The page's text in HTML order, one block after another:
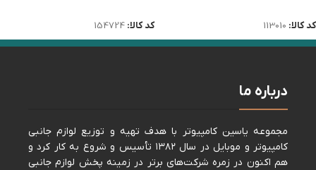
کد کالا: 113010
کد کالا: 154724
درباره ما
مجموعه ياسين كامپيوتر با هدف تهيه و توزيع لوازم جانبی
كامپيوتر و موبايل در سال ١٣٨٢ تأسيس و شروع به كار كرد و
هم اكنون در زمره شركت‌های برتر در زمينه پخش لوازم جانبی